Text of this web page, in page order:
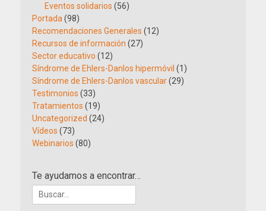
Eventos solidarios (56)
Portada (98)
Recomendaciones Generales (12)
Recursos de información (27)
Sector educativo (12)
Síndrome de Ehlers-Danlos hipermóvil (1)
Síndrome de Ehlers-Danlos vascular(29)
Testimonios (33)
Tratamientos (19)
Uncategorized (24)
Vídeos (73)
Webinarios (80)
Te ayudamos a encontrar…
Buscar: